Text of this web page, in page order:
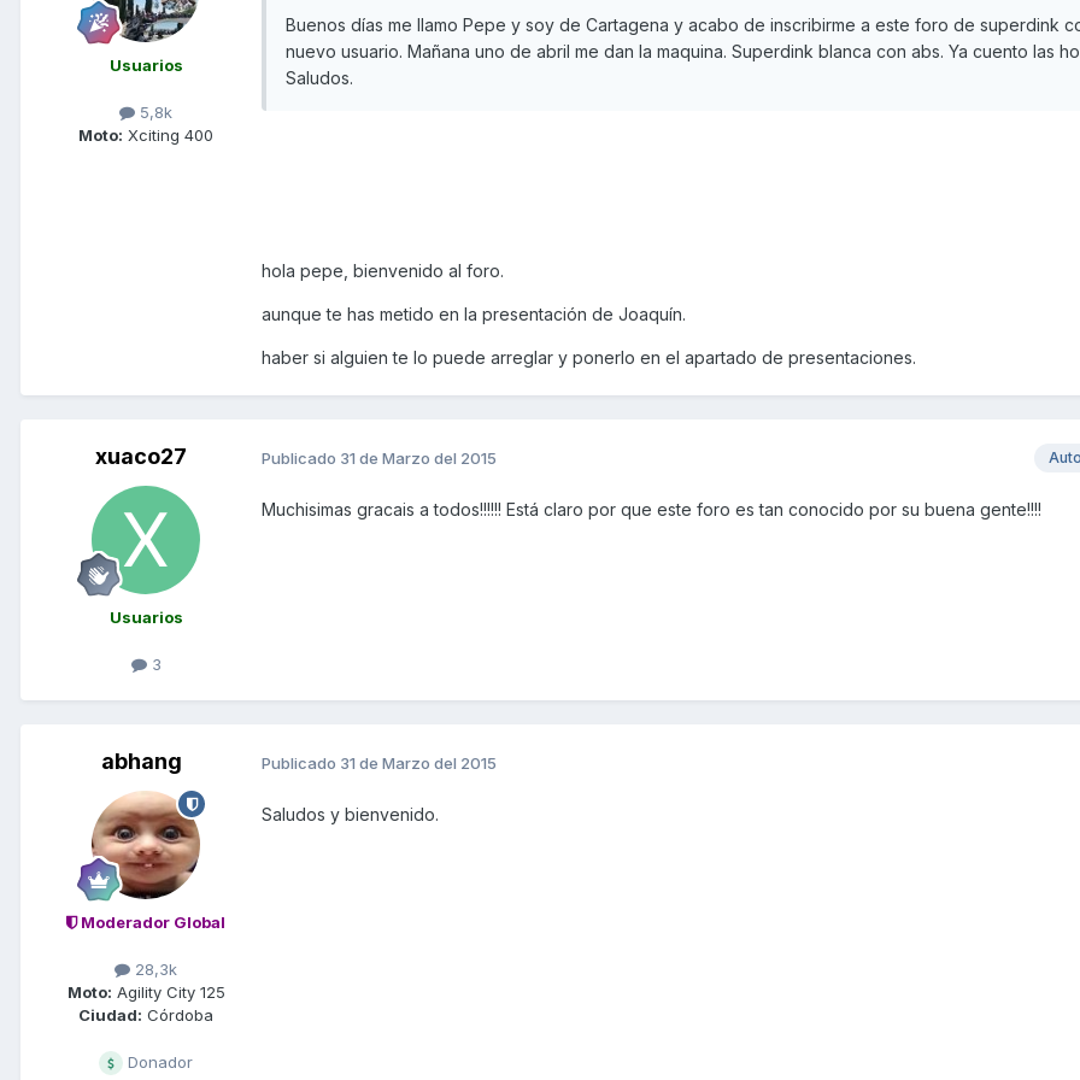
Usuarios
5,8k
Moto: Xciting 400
Buenos días me llamo Pepe y soy de Cartagena y acabo de inscribirme a este foro de superdink
nuevo usuario. Mañana uno de abril me dan la maquina. Superdink blanca con abs. Ya cuento las
Saludos.
hola pepe, bienvenido al foro.
aunque te has metido en la presentación de Joaquín.
haber si alguien te lo puede arreglar y ponerlo en el apartado de presentaciones.
xuaco27
Usuarios
3
Publicado 31 de Marzo del 2015
Muchisimas gracais a todos!!!!!! Está claro por que este foro es tan conocido por su buena gente!!!!
abhang
Moderador Global
28,3k
Moto: Agility City 125
Ciudad: Córdoba
Donador
Publicado 31 de Marzo del 2015
Saludos y bienvenido.